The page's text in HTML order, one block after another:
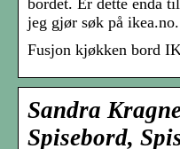
bordet. Er dette enda
jeg gjør søk på ikea.no.
Fusjon kjøkken bord
Sandra
Spisebord,